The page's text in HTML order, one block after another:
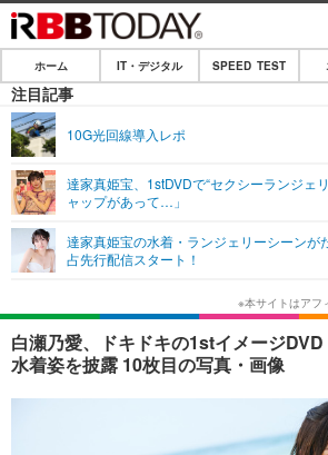
ホーム
IT・デジタル
ネタ
ショッピング
SPEED TEST
エンタメ
エンタメTOP
音楽
ライフ
ライフTOP
ペット
その他
リリース一覧
プッシュ通知の停止方法
ホーム IT・デジタル SPEED TEST
注目記事
10G光回線導入レポ
達家真姫宝、1stDVDで“セクシーランジェ
ャップがあって…」
達家真姫宝の水着・ランジェリーシーン
占先行配信スタート！
白瀬乃愛、ドキドキの1stイメージ
水着姿を披露 10枚目の写真・画像